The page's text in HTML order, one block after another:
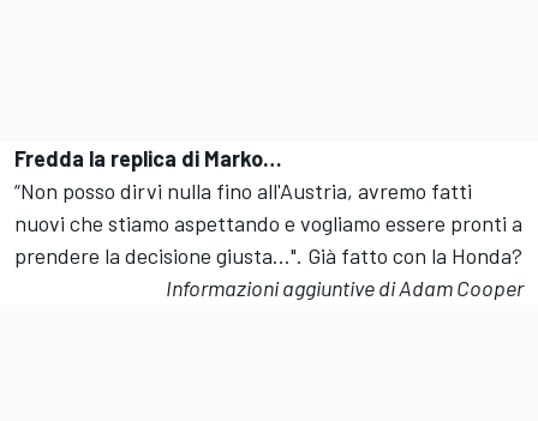
Fredda la replica di Marko…
“Non posso dirvi nulla fino all'Austria, avremo fatti
nuovi che stiamo aspettando e vogliamo essere pronti a
prendere la decisione giusta…". Già fatto con la Honda?
Informazioni aggiuntive di Adam Cooper